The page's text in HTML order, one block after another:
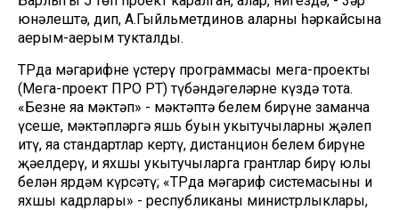
юнәлештә, дип, А.Гыйльметдинов аларның һәркайсына
аерым-аерым тукталды.
ТРда мәгарифне үстерү программасы мега-проекты
(Мега-проект ПРО РТ) түбәндәгеләрне күздә тота.
«Безнең яңа мәктәп» - мәктәптә белем бирүнең заманча
үсеше, мәктәпләргә яшь буын укытучыларны җәлеп
итү, яңа стандартлар кертү, дистанцион белем бирүне
җәелдерү, иң яхшы укытучыларга грантлар бирү юлы
белән ярдәм күрсәтү; «ТРда мәгариф системасының иң
яхшы кадрлары» - республиканың министрлыклары,